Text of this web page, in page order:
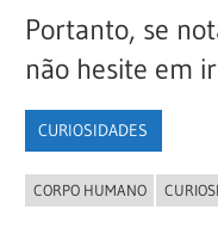
Portanto, se
não hesite em
CURIOSIDADES
CORPO HUMANO